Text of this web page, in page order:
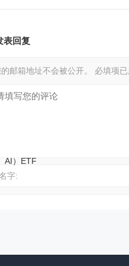
AI）ETF
表回复
邮箱地址不会被公开。 必填项已
字: